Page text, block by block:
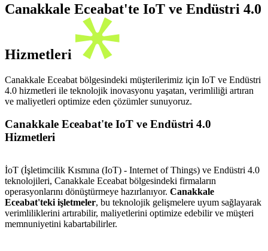
Canakkale Eceabat'te IoT ve Endüstri 4.0
Hizmetleri
Canakkale Eceabat bölgesindeki müşterilerimiz için IoT ve Endüstri
4.0 hizmetleri ile teknolojik inovasyonu yaşatan, verimliliği artıran
ve maliyetleri optimize eden çözümler sunuyoruz.
Canakkale Eceabat'te IoT ve Endüstri 4.0
Hizmetleri
İoT (İşletimcilik Kısmına (IoT) - Internet of Things) ve Endüstri 4.0
teknolojileri, Canakkale Eceabat bölgesindeki firmaların
operasyonlarını dönüştürmeye hazırlanıyor. Canakkale
Eceabat'teki işletmeler, bu teknolojik gelişmelere uyum sağlayarak
verimliliklerini artırabilir, maliyetlerini optimize edebilir ve müşteri
memnuniyetini kabartabilirler.